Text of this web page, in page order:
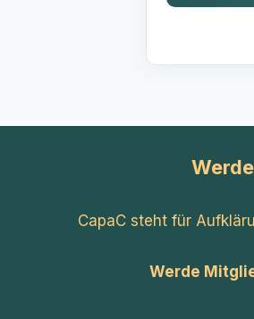
CapaC steht für
Werde